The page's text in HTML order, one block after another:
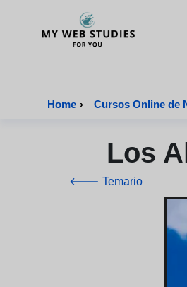
Home ›
Los
🡐 Temario